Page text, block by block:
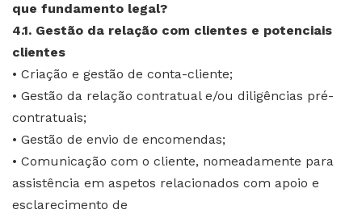
que fundamento legal?
4.1. Gestão da relação com clientes e potenciais
clientes
• Criação e gestão de conta-cliente;
• Gestão da relação contratual e/ou diligências pré-
contratuais;
• Gestão de envio de encomendas;
• Comunicação com o cliente, nomeadamente para
assistência em aspetos relacionados com apoio e
esclarecimento de